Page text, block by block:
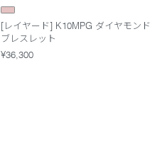
[レイヤード] K10MPG ダイヤモンド
ブレスレット
¥36,300